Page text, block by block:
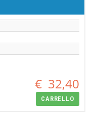
€ 32,40
CARRELLO